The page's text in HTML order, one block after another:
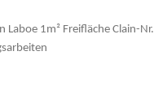
1m² Freifläche Clain-Nr.